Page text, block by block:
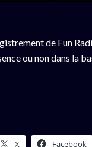
de Fun
ou non dans la
X Facebook